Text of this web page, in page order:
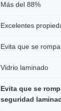
Más del 88%
Excelentes
Evita que se
Vidrio laminado
Evita que se
seguridad